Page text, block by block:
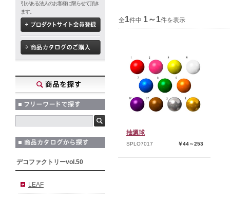
引がある法人のお客様に限らせて頂き
ます。
デコファクトリーvol.50
LEAF
全1件中 1～1件を表示
抽選球
SPLO7017 ￥44～253